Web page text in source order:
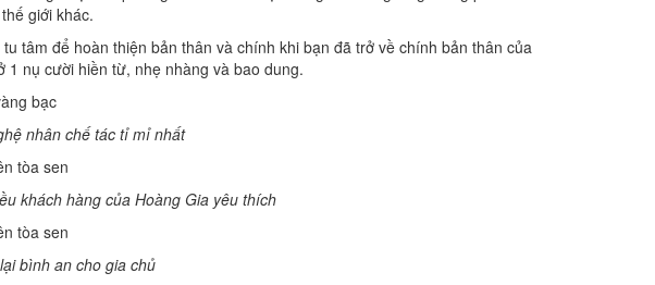
giới khác.
tâm để hoàn thiện bản thân và chính khi bạn đã trở về chính bản thân của
nụ cười hiền từ, nhẹ nhàng và bao dung.
nhân chế tác tỉ mỉ nhất
khách hàng của Hoàng Gia yêu thích
bình an cho gia chủ